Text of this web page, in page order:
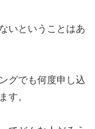
いということはあ
グでも何度申し込
す。